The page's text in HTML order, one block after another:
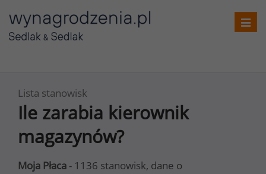
Lista stanowisk
Ile zarabia kierownik
magazynów?
Moja Płaca - 1136 stanowisk, dane o